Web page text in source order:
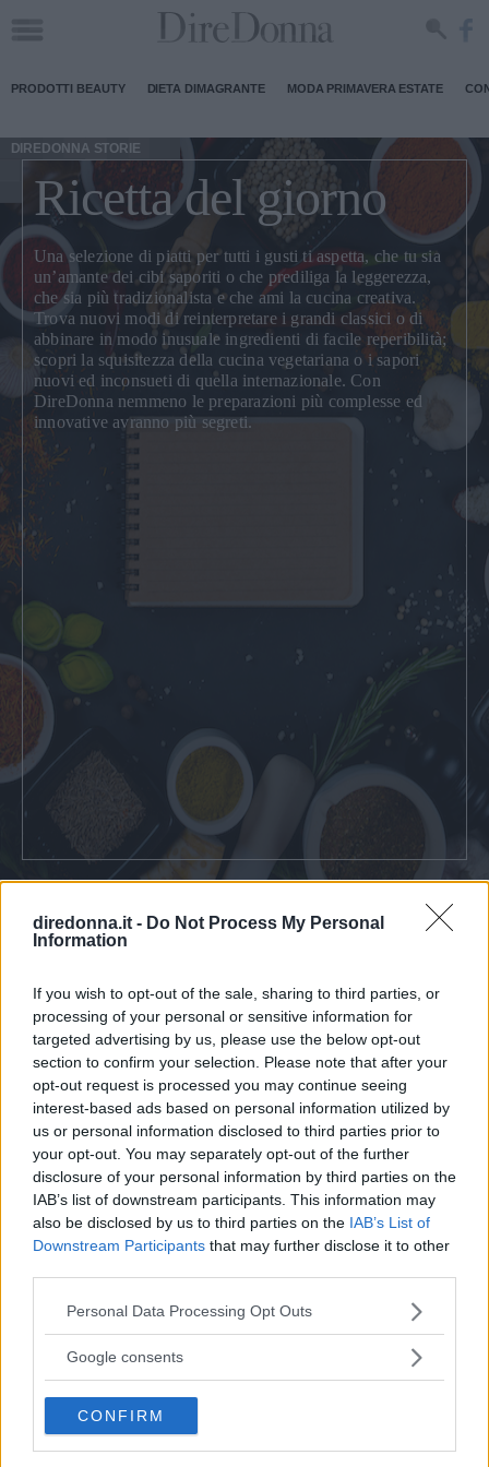
diredonna.it - Do Not Process My Personal
Information
If you wish to opt-out of the sale, sharing to third parties, or
processing of your personal or sensitive information for
targeted advertising by us, please use the below opt-out
section to confirm your selection. Please note that after your
opt-out request is processed you may continue seeing
interest-based ads based on personal information utilized by
us or personal information disclosed to third parties prior to
your opt-out. You may separately opt-out of the further
disclosure of your personal information by third parties on the
IAB’s list of downstream participants. This information may
also be disclosed by us to third parties on the IAB’s List of
Downstream Participants that may further disclose it to other
Please note that this website/app uses one or more Google
not limited to your visit or usage behaviour. You may click to
use your data for below specified purposes in below Google
consent section.
Personal Data Processing Opt Outs
Google consents
CONFIRM
PRODOTTI BEAUTY DIETA DIMAGRANTE MODA PRIMAVERA ESTATE
FACEBOOK
TWITTER
CONDIVIDI SU
WHATSAPP
DIREDONNA STORIE
Ricetta del giorno
Una selezione di piatti per tutti i gusti ti aspetta, che tu sia
un’amante dei cibi saporiti o che prediliga la leggerezza,
che sia più tradizionalista e che ami la cucina creativa.
Trova nuovi modi direinterpretare i grandi classici o di
abbinare in modo inusuale ingredienti di facile reperibilità;
scopri la squisitezza della cucina vegetariana o i sapori
nuovi ed inconsueti di quella internazionale. Con
DireDonna nemmeno le preparazioni più complesse ed
innovative avranno più segreti.
Pasta all'Amatriciana
La pasta all'amatriciana, ricetta tipica di Amatrice, un